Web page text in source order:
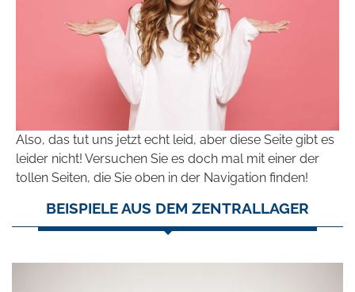
Also, das tut uns jetzt echt leid, aber diese Seite gibt es
leider nicht! Versuchen Sie es doch mal mit einer der
tollen Seiten, die Sie oben in der Navigation finden!
BEISPIELE AUS DEM ZENTRALLAGER